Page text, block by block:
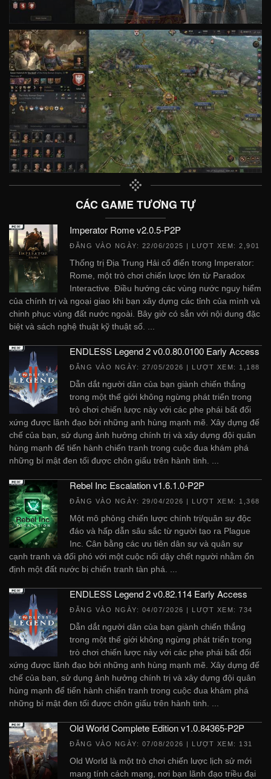
CÁC GAME TƯƠNG TỰ
Imperator Rome v2.0.5-P2P
ĐĂNG VÀO NGÀY: 22/06/2025 | LƯỢT XEM: 2,901
Thống trị Địa Trung Hải cổ điển trong Imperator:
Rome, một trò chơi chiến lược lớn từ Paradox
Interactive. Điều hướng các vùng nước nguy hiểm
của chính trị và ngoại giao khi bạn xây dựng các tỉnh của mình và
chinh phục vùng đất nước ngoài. Bây giờ có sẵn với nội dung đặc
biệt và sách nghệ thuật kỹ thuật số. ...
ENDLESS Legend 2 v0.0.80.0100 Early Access
ĐĂNG VÀO NGÀY: 27/05/2026 | LƯỢT XEM: 1,188
Dẫn dắt người dân của bạn giành chiến thắng
trong một thế giới không ngừng phát triển trong
trò chơi chiến lược này với các phe phái bất đối
xứng được lãnh đạo bởi những anh hùng mạnh mẽ. Xây dựng đế
chế của bạn, sử dụng ảnh hưởng chính trị và xây dựng đội quân
hùng mạnh để tiến hành chiến tranh trong cuộc đua khám phá
những bí mật đen tối được chôn giấu trên hành tinh. ...
Rebel Inc Escalation v1.6.1.0-P2P
ĐĂNG VÀO NGÀY: 29/04/2026 | LƯỢT XEM: 1,368
Một mô phỏng chiến lược chính trị/quân sự độc
đáo và hấp dẫn sâu sắc từ người tạo ra Plague
Inc. Cân bằng các ưu tiên dân sự và quân sự
cạnh tranh và đối phó với một cuộc nổi dậy chết người nhằm ổn
định một đất nước bị chiến tranh tàn phá. ...
ENDLESS Legend 2 v0.82.114 Early Access
ĐĂNG VÀO NGÀY: 04/07/2026 | LƯỢT XEM: 734
Dẫn dắt người dân của bạn giành chiến thắng
trong một thế giới không ngừng phát triển trong
trò chơi chiến lược này với các phe phái bất đối
xứng được lãnh đạo bởi những anh hùng mạnh mẽ. Xây dựng đế
chế của bạn, sử dụng ảnh hưởng chính trị và xây dựng đội quân
hùng mạnh để tiến hành chiến tranh trong cuộc đua khám phá
những bí mật đen tối được chôn giấu trên hành tinh. ...
Old World Complete Edition v1.0.84365-P2P
ĐĂNG VÀO NGÀY: 07/08/2026 | LƯỢT XEM: 131
Old World là một trò chơi chiến lược lịch sử mới
mang tính cách mạng, nơi bạn lãnh đạo triều đại